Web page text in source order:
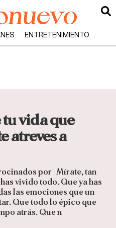
ENTRETENIMIENTO
vida que
atreves a
por Mírate, tan
vivido todo. Que ya has
las emociones que un
Que todo lo épico que
atrás. Que n